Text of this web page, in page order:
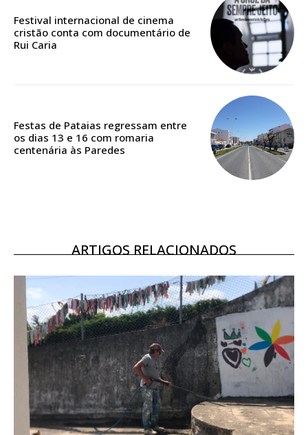
12 meses
Acesso aos conteúdos Exclusivos para
assinantes
Ofertas para assinatura anual
Festival internacional de cinema
cristão conta com documentário de
Rui Caria
Festas de Pataias regressam entre
os dias 13 e 16 com romaria
centenária às Paredes
ARTIGOS RELACIONADOS